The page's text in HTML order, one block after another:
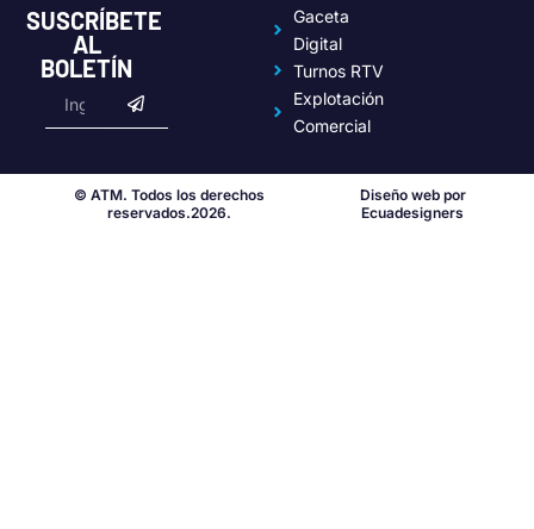
SUSCRÍBETE
AL
BOLETÍN
Gaceta
Digital
Turnos RTV
Explotación
Comercial
© ATM. Todos los derechos
reservados.2026.
Diseño web por
Ecuadesigners